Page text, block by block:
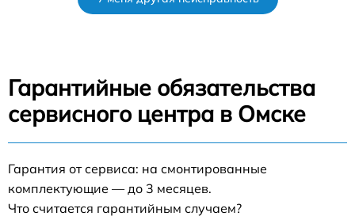
Гарантийные обязательства
сервисного центра в Омске
Гарантия от сервиса: на смонтированные
комплектующие — до 3 месяцев.
Что считается гарантийным случаем?